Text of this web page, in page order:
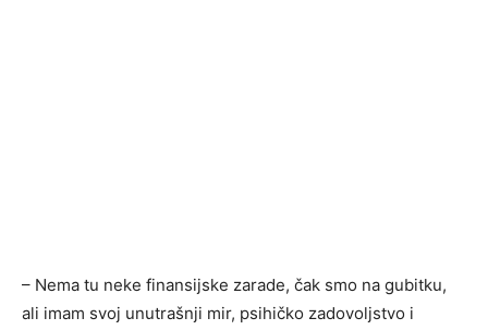
– Nema tu neke finansijske zarade, čak smo na gubitku,
ali imam svoj unutrašnji mir, psihičko zadovoljstvo i